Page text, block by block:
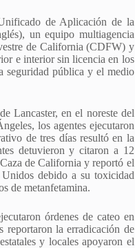
de Aplicación de la
un equipo multiagencia
de California (CDFW) y
e interior sin licencia en los
seguridad pública y el medio
Lancaster, en el noreste del
los agentes ejecutaron
de tres días resultó en la
detuvieron y citaron a 12
de California y reportó el
Unidos debido a su toxicidad
de metanfetamina.
órdenes de cateo en
reportaron la erradicación de
y locales apoyaron el